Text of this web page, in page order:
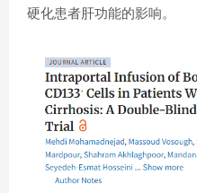
硬化患者肝功能的影响。